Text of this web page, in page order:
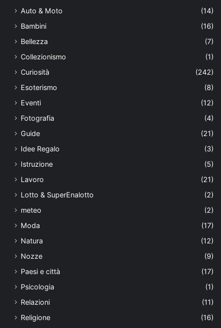
Auto & Moto
(14)
Bambini
(16)
Bellezza
(7)
Collezionismo
(1)
Curiosità
(242)
Esoterismo
(8)
Eventi
(12)
Fotografia
(4)
Guide
(21)
Idee Regalo
(3)
Istruzione
(5)
Lavoro
(21)
Lotto & SuperEnalotto
(2)
meteo
(2)
Moda
(17)
Natura
(12)
Nozze
(9)
Paesi e città
(17)
Psicologia
(1)
Relazioni
(11)
Religione
(16)